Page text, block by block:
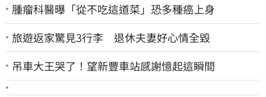
腫瘤科醫曝「從不吃這道菜」恐多種癌上身
旅遊返家驚見3行李 退休夫妻好心情全毀
吊車大王哭了！望新豐車站感謝憶起這瞬間